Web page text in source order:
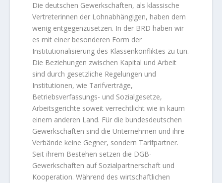
Die deutschen Gewerkschaften, als klassische
Vertreterinnen der Lohnabhängigen, haben dem
wenig entgegenzusetzen. In der BRD haben wir
es mit einer besonderen Form der
Institutionalisierung des Klassenkonfliktes zu tun.
Die Beziehungen zwischen Kapital und Arbeit
sind durch gesetzliche Regelungen und
Institutionen, wie Tarifverträge,
Betriebsverfassungs- und Sozialgesetze,
Arbeitsgerichte soweit verrechtlicht wie in kaum
einem anderen Land. Für die bundesdeutschen
Gewerkschaften sind die Unternehmen und ihre
Verbände keine Gegner, sondern Tarifpartner.
Seit ihrem Bestehen setzen die DGB-
Gewerkschaften auf Sozialpartnerschaft und
Kooperation. Während des wirtschaftlichen